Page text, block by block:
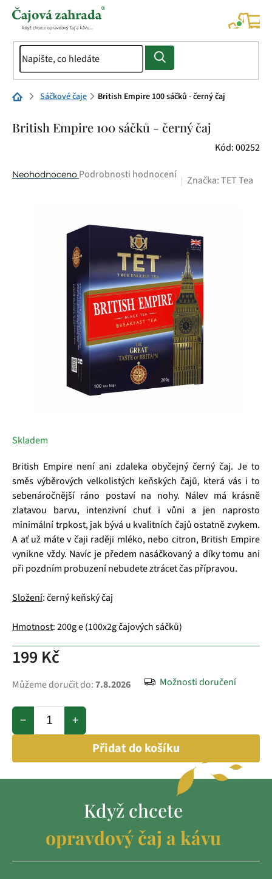
Přejít
Domů Sáčkové čaje British Empire 100 sáčků - černý čaj
British Empire 100 sáčků - černý čaj
Kód:00252
Průměrné
Neohodnoceno Podrobnosti hodnocení Značka:TET Tea
199 Kč
Skladem
Můžeme doručit do:7.8.2026 Možnosti doručení
+
−
Přidat do košíku
British Empire není ani zdaleka obyčejný černý čaj. Je to
směs výběrových velkolistých keňských čajů, která vás i to
sebenáročnější ráno postaví na nohy. Nálev má krásně
zlatavou barvu, intenzivní chuť i vůni a jen naprosto
minimální trpkost, jak bývá u kvalitních čajů ostatně zvykem.
A ať už máte v čaji raději mléko, nebo citron, British Empire
vynikne vždy. Navíc je předem nasáčkovaný a díky tomu ani
při pozdním probuzení nebudete ztrácet čas přípravou.
Složení: černý keňský čaj
Hmotnost: 200g e (100x2g čajových sáčků)
Když chcete
opravdový čaj a kávu